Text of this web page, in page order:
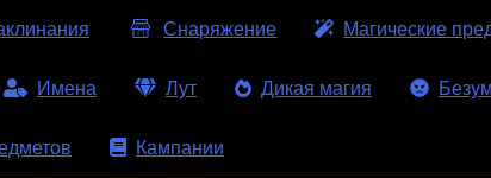
Снаряжение Магические
Имена Лут Дикая магия
Кампании